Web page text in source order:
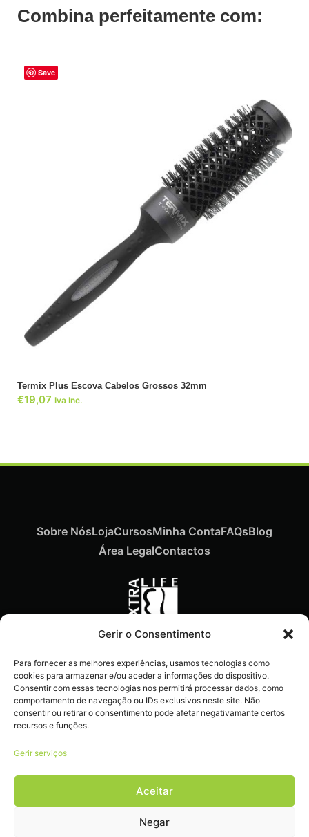
Gerir o Consentimento
Para fornecer as melhores experiências, usamos tecnologias como
cookies para armazenar e/ou aceder a informações do dispositivo.
Consentir com essas tecnologias nos permitirá processar dados, como
comportamento de navegação ou IDs exclusivos neste site. Não
consentir ou retirar o consentimento pode afetar negativamante certos
recursos e funções.
Gerir serviços
Aceitar
Negar
Combina perfeitamente com:
Save
Termix Plus Escova Cabelos Grossos 32mm
€19,07 Iva Inc.
novidades e dicas
imperdíveis diretamente no
teu e-mail.
Sobre NósLojaCursosMinha ContaFAQsBlog
Área LegalContactos
Livro de reclamações